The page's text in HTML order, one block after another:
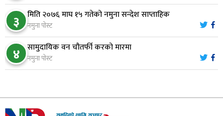
९
मौलाकालिकाको १८८२ खुड्किला : आस्था र आरोग्यको‘
‘सर्ट हाइकिङ’
१० वन उद्यममा जोडिँदै नवलपुरका महिला
३ मिति २०७६ माघ १५ गतेको नमुना सन्देश साप्ताहिक
नमुना पोस्ट
४ सामुदायिक वन चौतर्फी करको मारमा
नमुना पोस्ट